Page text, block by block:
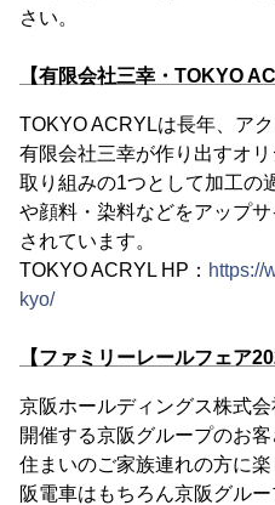
さい。
【有限会社三幸・TOKYO
TOKYO ACRYLは長年、ア
有限会社三幸が作り出すオ
取り組みの1つとして加工の
や顔料・染料などをアップ
されています。
TOKYO ACRYL HP： https://
kyo/
【ファミリーレールフェア
京阪ホールディングス株式
開催する京阪グループのお
住まいのご家族連れの方に
阪電車はもちろん京阪グル